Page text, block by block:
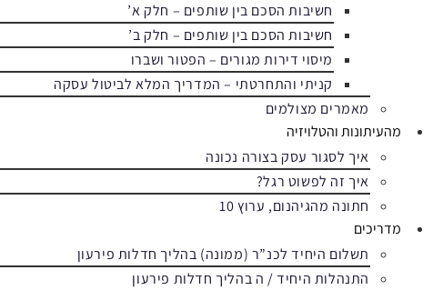
חשיבות הסכם בין שותפים – חלק א’
חשיבות הסכם בין שותפים – חלק ב’
מיסוי דירות מגורים – הפטור ושברו
קניתי והתחרטתי – המדריך המלא לביטול עסקה
מאמרים מצולמים
מהעיתונות והטלויזיה
איך לסגור עסק בצורה נכונה
איך זה לפשוט רגל?
חתונה מהגיהנום, ערוץ 10
מדריכים
תשלום היחיד לכנ”ר (ממונה) בהליך חדלות פירעון
התנהלות היחיד / ה בהליך חדלות פירעון